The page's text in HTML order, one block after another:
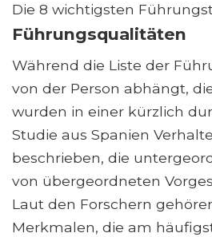
Die 8 wichtigsten
Führungsqualitäten
Während die Liste der
von der Person abhängt,
wurden in einer kürzlich
Studie aus Spanien
beschrieben, die
von übergeordneten
Laut den Forschern
Merkmalen, die am